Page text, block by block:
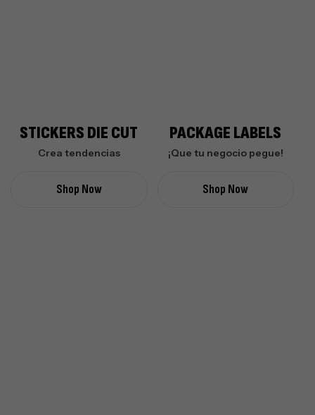
STICKERS DIE CUT
Crea tendencias
Shop Now
PACKAGE LABELS
¡Que tu negocio pegue!
Shop Now